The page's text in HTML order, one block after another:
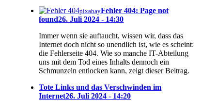
pixabayFehler 404: Page not
found26. Juli 2024 - 14:30
Immer wenn sie auftaucht, wissen wir, dass das
Internet doch nicht so unendlich ist, wie es scheint:
die Fehlerseite 404. Wie so manche IT-Abteilung
uns mit dem Tod eines Inhalts dennoch ein
Schmunzeln entlocken kann, zeigt dieser Beitrag.
Tote Links und das Verschwinden im
Internet26. Juli 2024 - 14:20